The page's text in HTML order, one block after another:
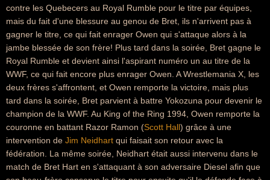
contre les Quebecers au Royal Rumble pour le titre par équipes,
mais du fait d'une blessure au genou de Bret, ils n'arrivent pas à
gagner le titre, ce qui fait enrager Owen qui s'attaque alors à la
jambe blessée de son frère! Plus tard dans la soirée, Bret gagne le
Royal Rumble et devient ainsi l'aspirant numéro un au titre de la
WWF, ce qui fait encore plus enrager Owen. A Wrestlemania X, les
deux frères s'affrontent, et Owen remporte la victoire, mais plus
tard dans la soirée, Bret parvient à battre Yokozuna pour devenir le
champion de la WWF. Au King of the Ring 1994, Owen remporte la
couronne en battant Razor Ramon (Scott Hall) grâce à une
intervention de Jim Neidhart qui faisait son retour avec la
fédération. La même soirée, Neidhart était aussi intervenu dans le
match de Bret Hart en s'attaquant à son adversaire Diesel afin que